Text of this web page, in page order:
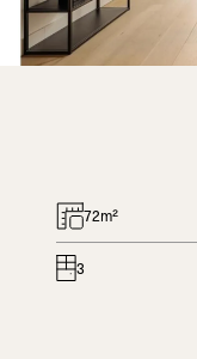
72m²
3